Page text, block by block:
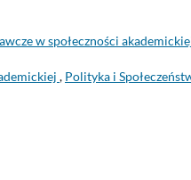
w społeczności
, Polityka i